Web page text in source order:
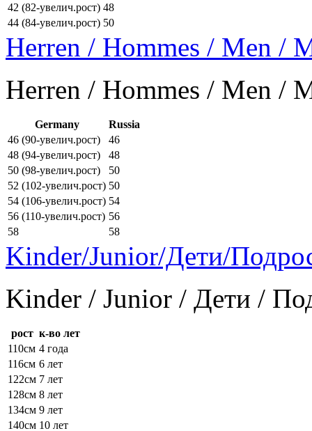
42 (82-увелич.рост) 48
44 (84-увелич.рост) 50
Herren / Hommes / Men /
Herren / Hommes / Men /
Germany
Russia
46 (90-увелич.рост)
46
48 (94-увелич.рост)
48
50 (98-увелич.рост)
50
52 (102-увелич.рост) 50
54 (106-увелич.рост) 54
56 (110-увелич.рост) 56
58
58
Kinder/Junior/Дети/
Kinder / Junior / Дети /
рост к-во лет
110см 4 года
116см 6 лет
122см 7 лет
128см 8 лет
134см 9 лет
140см 10 лет